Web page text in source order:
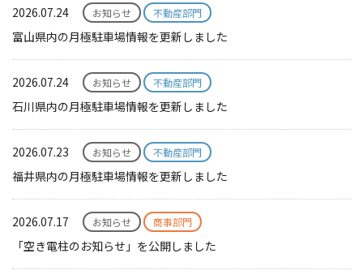
2026.07.24 お知らせ 不動産部門
富山県内の月極駐車場情報を更新しました
2026.07.24 お知らせ 不動産部門
石川県内の月極駐車場情報を更新しました
2026.07.23 お知らせ 不動産部門
福井県内の月極駐車場情報を更新しました
2026.07.17 お知らせ 商事部門
「空き電柱のお知らせ」を公開しました